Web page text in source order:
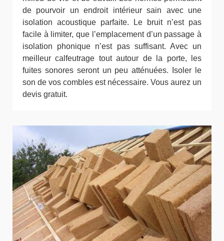
de pourvoir un endroit intérieur sain avec une
isolation acoustique parfaite. Le bruit n’est pas
facile à limiter, que l’emplacement d’un passage à
isolation phonique n’est pas suffisant. Avec un
meilleur calfeutrage tout autour de la porte, les
fuites sonores seront un peu atténuées. Isoler le
son de vos combles est nécessaire. Vous aurez un
devis gratuit.